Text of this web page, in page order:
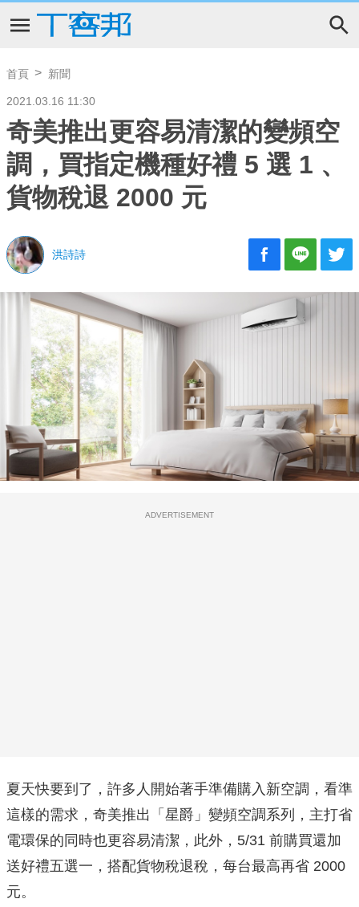
首頁 新聞
2021.03.16 11:30
奇美推出更容易清潔的變頻空
調，買指定機種好禮 5 選 1 、
貨物稅退 2000 元
洪詩詩
ADVERTISEMENT
夏天快要到了，許多人開始著手準備購入新空調，看準
這樣的需求，奇美推出「星爵」變頻空調系列，主打省
電環保的同時也更容易清潔，此外，5/31 前購買還加
送好禮五選一，搭配貨物稅退稅，每台最高再省 2000
元。